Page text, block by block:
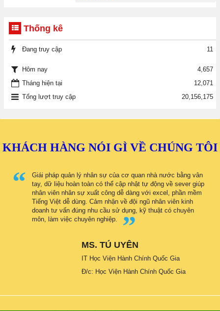
Thống kê
Đang truy cập 11
Hôm nay
4,657
Tháng hiện tại
12,071
Tổng lượt truy cập
20,156,175
KHÁCH HÀNG NÓI GÌ VỀ CHÚNG TÔI
Giái pháp quản lý nhân sự của cơ quan nhà nước bằng vân
tay, dữ liệu hoàn toàn có thể cập nhật tự động về sever giúp
nhân viên nhân sự xuất công dễ dàng với excel, phần mềm
Tiếng Việt dễ dùng. Cảm nhận về đội ngũ nhân viên kinh
doanh tư vấn đúng nhu cầu sử dụng, kỹ thuật có chuyên
môn, làm việc chuyên nghiệp.
MS. TÚ UYÊN
IT Học Viện Hành Chính Quốc Gia
Đ/c: Học Viện Hành Chính Quốc Gia